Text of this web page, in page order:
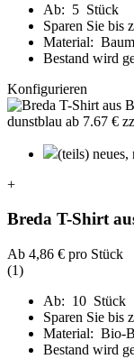
Ab: 5 Stück
Sparen Sie bis
Material:
Bestand wird
Konfigurieren
(teils) neues,
+
Breda T-Shirt
Ab 4,86 € pro Stück
(1)
Ab: 10 Stück
Sparen Sie bis
Material: Bio-
Bestand wird